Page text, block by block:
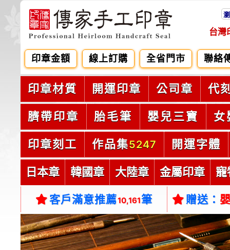
台灣
印章金額 線上訂購 全省門市 聯絡
印章材質 開運印章 公司章 代
臍帶印章 胎毛筆 嬰兒三寶 女
印章刻工 作品集5247 開運字體
日本章 韓國章 大陸章 金屬印章 寵
客戶滿意推薦10,161筆 贈送：